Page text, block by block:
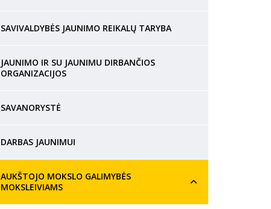
SAVIVALDYBĖS JAUNIMO REIKALŲ TARYBA
JAUNIMO IR SU JAUNIMU DIRBANČIOS
ORGANIZACIJOS
SAVANORYSTĖ
DARBAS JAUNIMUI
AUKŠTOJO MOKSLO GALIMYBĖS
MOKSLEIVIAMS